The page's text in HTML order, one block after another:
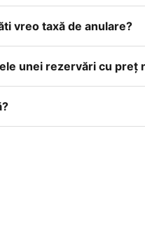
vreo taxă de anulare?
unei rezervări cu preţ